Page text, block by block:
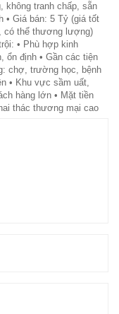
không tranh chấp, sẵn
• Giá bán: 5 Tỷ (giá tốt
có thể thương lượng)
• Phù hợp kinh
ổn định • Gần các tiện
chợ, trường học, bệnh
• Khu vực sầm uất,
hàng lớn • Mặt tiền
thác thương mại cao